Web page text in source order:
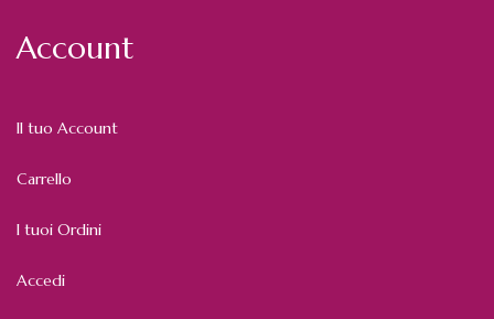
Account
Il tuo Account
Carrello
I tuoi Ordini
Accedi